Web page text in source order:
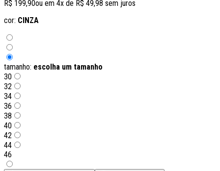
R$ 199,90ou em 4x de R$ 49,98 sem juros
cor: CINZA
tamanho: escolha um tamanho
30
32
34
36
38
40
42
44
46